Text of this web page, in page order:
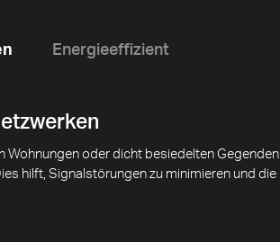
Energieeffizient
oder dicht besiedelten Gegenden.
hilft, Signalstörungen zu minimieren und die